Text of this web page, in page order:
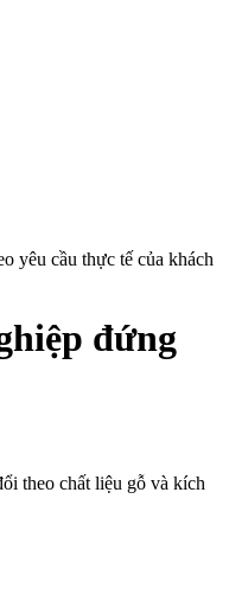
yêu cầu thực tế của khách
đứng
theo chất liệu gỗ và kích